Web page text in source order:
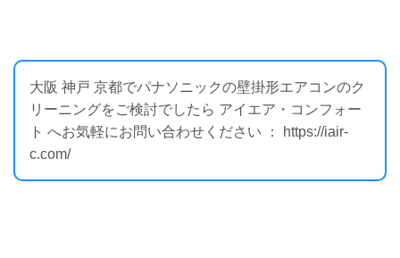
大阪 神戸 京都でパナソニックの壁掛形エアコンのク
リーニングをご検討でしたら アイエア・コンフォー
ト へお気軽にお問い合わせください ： https://iair-
c.com/